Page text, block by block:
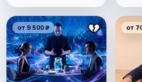
от 9 500 ₽ от